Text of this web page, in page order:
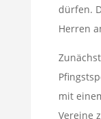
dürfen.
Herren
mit
Vereine